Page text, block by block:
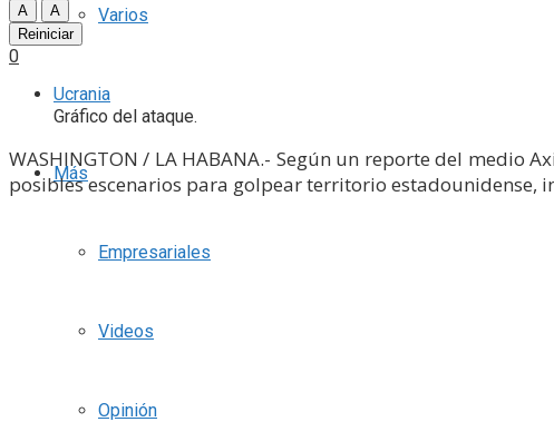
Varios
Ucrania
Más
Empresariales
Videos
Opinión
A
A
Reiniciar
0
Gráfico del ataque.
WASHINGTON / LA HABANA.- Según un reporte del medio
posibles escenarios para golpear territorio estadounidense,